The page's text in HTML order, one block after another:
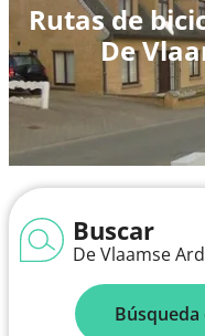
Rutas de
De
Buscar
De Vlaamse